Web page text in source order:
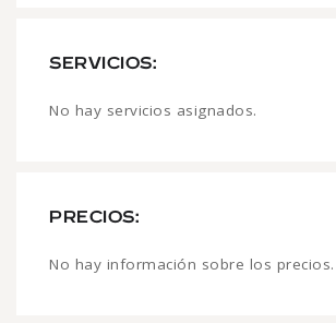
SERVICIOS:
No hay servicios asignados.
PRECIOS:
No hay información sobre los precios.